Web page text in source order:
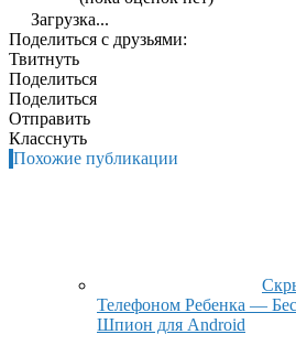
Загрузка...
Поделиться с друзьями:
Твитнуть
Поделиться
Поделиться
Отправить
Класснуть
Похожие публикации
Телефоном Ребенка —
Шпион для Android